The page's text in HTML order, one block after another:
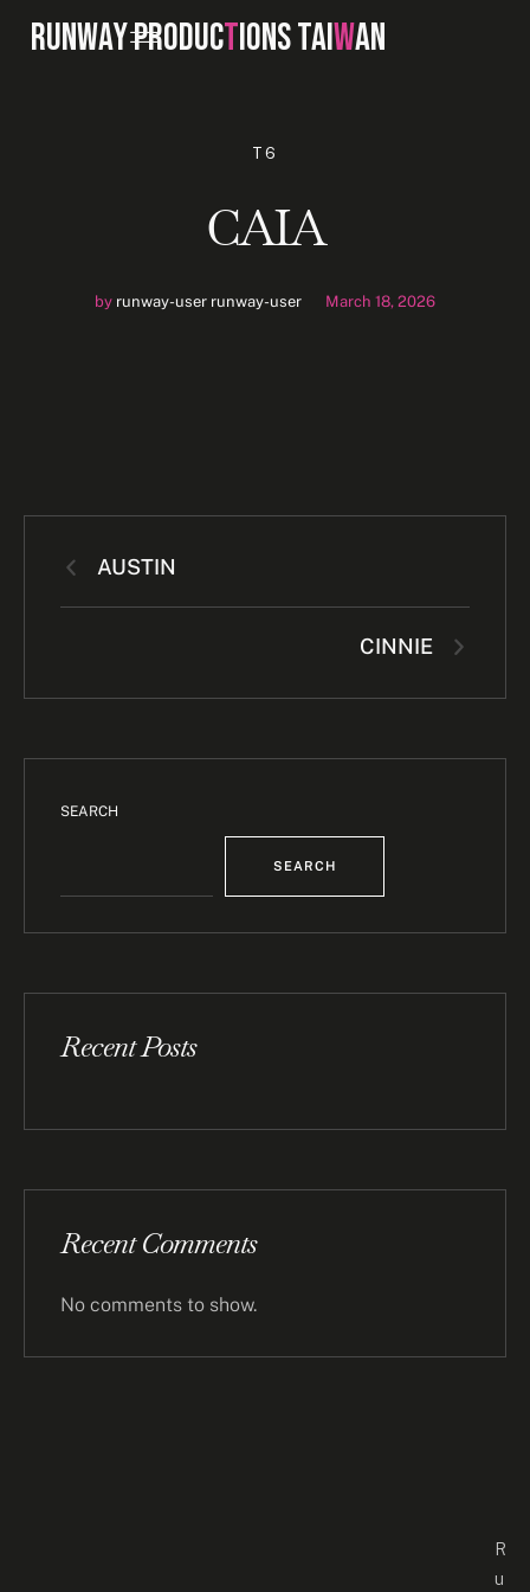
RUNWAY PRODUCTIONS TAIWAN
T6
CAIA
by runway-user runway-user March 18, 2026
AUSTIN
CINNIE
SEARCH
SEARCH
Recent Posts
Recent Comments
No comments to show.
R
u